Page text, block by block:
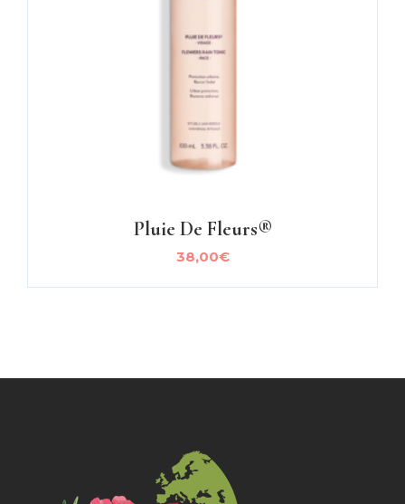
Pluie De Fleurs®
38,00€